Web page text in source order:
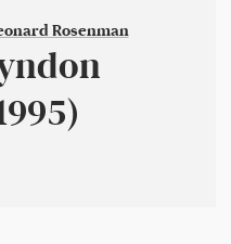
Rosenman